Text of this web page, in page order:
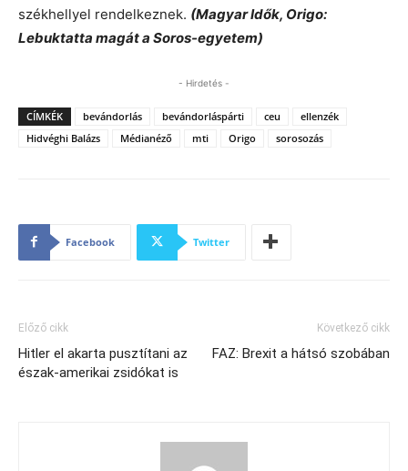
székhellyel rendelkeznek. (Magyar Idők, Origo:
Lebuktatta magát a Soros-egyetem)
- Hirdetés -
CÍMKÉK bevándorlás bevándorláspárti ceu
ellenzék
Hidvéghi Balázs
Médianéző mti Origo sorosozás
Facebook Twitter
Előző cikk
Hitler el akarta pusztítani az
észak-amerikai zsidókat is
Következő cikk
FAZ: Brexit a hátsó szobában